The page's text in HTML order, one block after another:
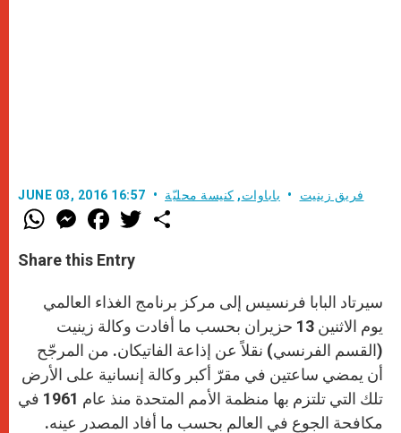
JUNE 03, 2016 16:57 فريق زينيت باباوات, كنيسة محليّة
W
h
t
s
p
M
e
s
e
g
e
r
F
a
e
b
o
k
w
Share this Entry
سيرتاد البابا فرنسيس إلى مركز برنامج الغذاء العالمي
يوم الاثنين 13 حزيران بحسب ما أفادت وكالة زينيت
(القسم الفرنسي) نقلاً عن إذاعة الفاتيكان. من المرجّح
أن يمضي ساعتين في مقرّ أكبر وكالة إنسانية على الأرض
تلك التي تلتزم بها منظمة الأمم المتحدة منذ عام 1961 في
مكافحة الجوع في العالم بحسب ما أفاد المصدر عينه.